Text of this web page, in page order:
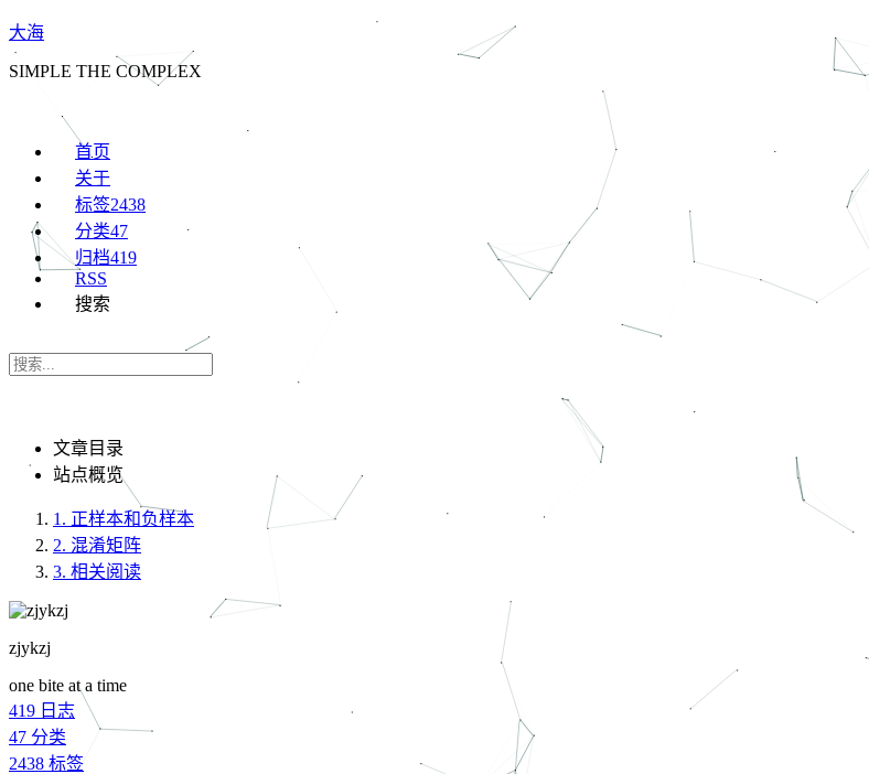
大海
SIMPLE THE COMPLEX
首页
关于
标签2438
分类47
归档419
RSS
搜索
文章目录
站点概览
1. 正样本和负样本
2. 混淆矩阵
3. 相关阅读
zjykzj
one bite at a time
419 日志
47 分类
2438 标签